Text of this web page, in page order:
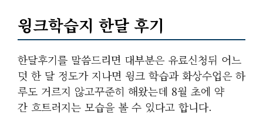
윙크학습지 한달 후기
한달후기를 말씀드리면 대부분은 유료신청뒤 어느
덧 한 달 정도가 지나면 윙크 학습과 화상수업은 하
루도 거르지 않고꾸준히 해왔는데 8월 초에 약
간 흐트러지는 모습을 볼 수 있다고 합니다.